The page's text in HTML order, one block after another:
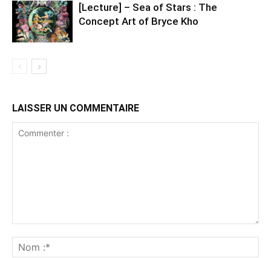
[Lecture] – Sea of Stars : The
Concept Art of Bryce Kho
LAISSER UN COMMENTAIRE